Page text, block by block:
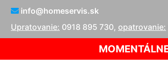
info@homeservis.sk
Upratovanie: 0918 895 730, opatrovanie: